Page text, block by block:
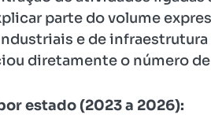
parte do volume
e de infraestrutura
diretamente o número
estado (2023 a 2026):